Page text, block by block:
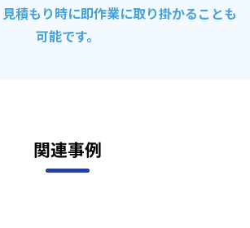
積もり時に即作業に取り掛かることも
可能です。
関連事例